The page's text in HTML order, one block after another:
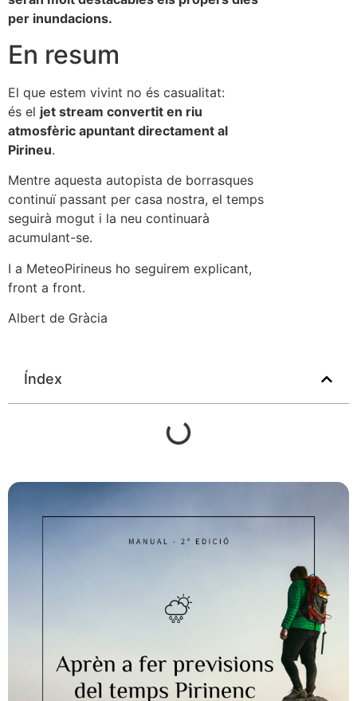
per inundacions.
En resum
El que estem vivint no és casualitat:
és el jet stream convertit en riu
atmosfèric apuntant directament al
Pirineu.
Mentre aquesta autopista de borrasques
continuï passant per casa nostra, el temps
seguirà mogut i la neu continuarà
acumulant-se.
I a MeteoPirineus ho seguirem explicant,
front a front.
Albert de Gràcia
Índex